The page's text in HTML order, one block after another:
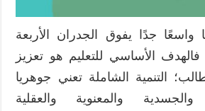
واسعًا جدًا يفوق الجدران الأربعة
الأساسي للتعليم هو تعزيز
التنمية الشاملة تعني جوهريا
والجسدية والمعنوية والعقلية